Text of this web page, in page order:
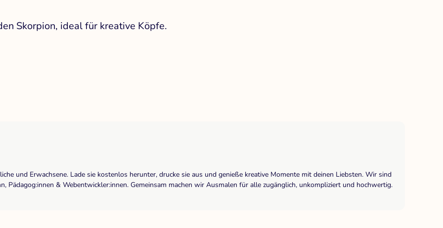
Skorpion, ideal für kreative Köpfe.
und Erwachsene. Lade sie kostenlos herunter, drucke sie aus und genieße kreative Momente mit deinen Liebsten. Wir sind
Pädagog:innen & Webentwickler:innen. Gemeinsam machen wir Ausmalen für alle zugänglich, unkompliziert und hochwertig.